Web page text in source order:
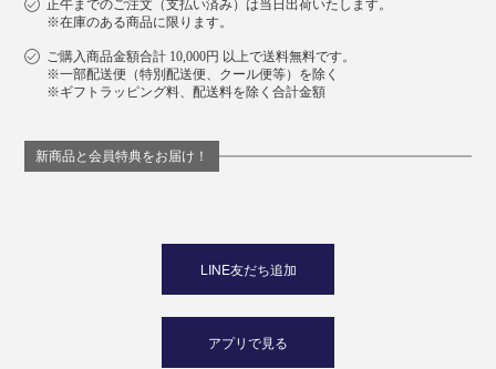
正午までのご注文（支払い済み）は当日出荷いたします。
※在庫のある商品に限ります。
ご購入商品金額合計 10,000円 以上で送料無料です。
※一部配送便（特別配送便、クール便等）を除く
※ギフトラッピング料、配送料を除く合計金額
新商品と会員特典をお届け！
LINE友だち追加
アプリで見る